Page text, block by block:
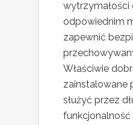
wytrzymałości
odpowiednim
zapewnić
Właściwie
zainstalowane
służyć przez